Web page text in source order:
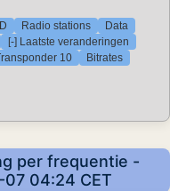
Radio stations
Data
[-] Laatste veranderingen
10 Bitrates
per frequentie -
04:24 CET